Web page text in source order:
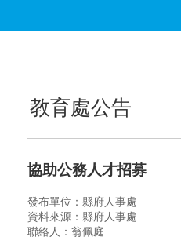
教育處公告
協助公務人才招募
發布單位：縣府人事處
資料來源：縣府人事處
聯絡人：翁佩庭